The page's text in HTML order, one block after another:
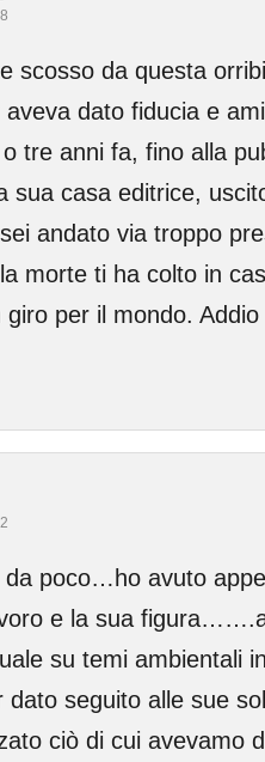
scosso da questa
dato fiducia e
tre anni fa, fino alla
sua casa editrice,
andato via troppo
morte ti ha colto in
per il mondo.
da poco…ho avuto
e la sua
su temi ambientali
dato seguito alle sue
ciò di cui